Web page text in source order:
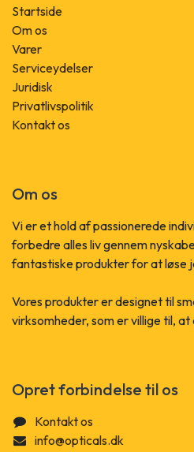
Startside
Om os
Varer
Serviceydelser
Juridisk
Privatlivspolitik
Kontakt os
Om os
Vi er et hold af passionerede
forbedre alles liv gennem
fantastiske produkter for at løse
Vores produkter er designet til
virksomheder, som er villige til,
Opret forbindelse til os
Kontakt os
info@opticals.dk